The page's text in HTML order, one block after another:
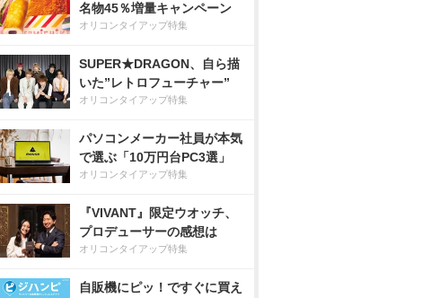
名物45％増量キャンペーン
オリコンタイアップ特集
SUPER★DRAGON、自ら描
いた”レトロフューチャー”
オリコンタイアップ特集
パソコンメーカー社員が本気
で選ぶ「10万円台PC3選」
オリコンタイアップ特集
『VIVANT』限定ウオッチ、
プロデューサーの感想は
オリコンタイアップ特集
自販機にピッ！ですぐに買え